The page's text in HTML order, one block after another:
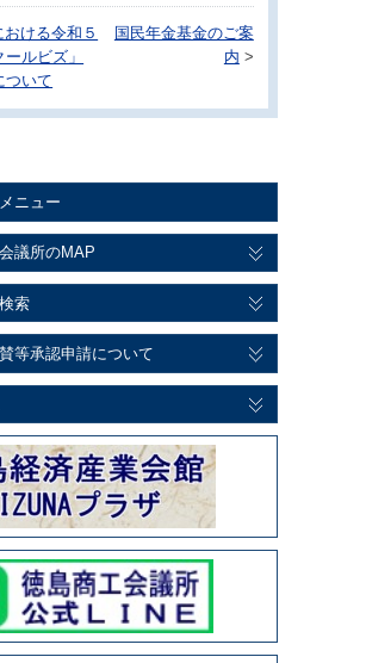
おける令和５
ルビズ」
ついて
国民年金基金のご案
内 >
ニュー
議所のMAP
索
等承認申請について